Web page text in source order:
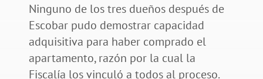
Ninguno de los tres dueños después de
Escobar pudo demostrar capacidad
adquisitiva para haber comprado el
apartamento, razón por la cual la
Fiscalía los vinculó a todos al proceso.